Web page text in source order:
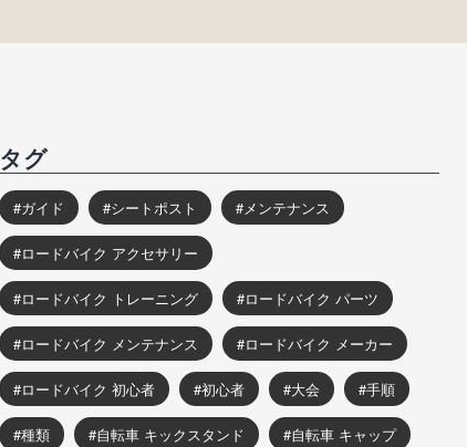
タグ
ガイド シートポスト メンテナンス
ロードバイク アクセサリー
ロードバイク トレーニング ロードバイク パーツ
ロードバイク メンテナンス ロードバイク メーカー
ロードバイク 初心者 初心者 大会 手順
種類 自転車 キックスタンド 自転車 キャップ